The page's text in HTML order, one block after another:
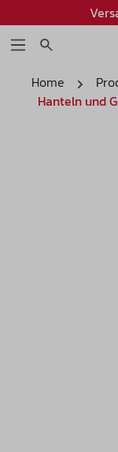
Home
Hanteln und